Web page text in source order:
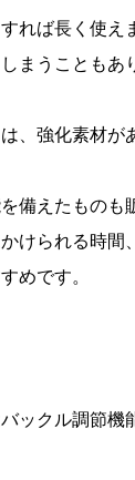
れば長く使え
まうこともあ
、強化素材が
備えたものも
けられる時間
めです。
ックル調節機